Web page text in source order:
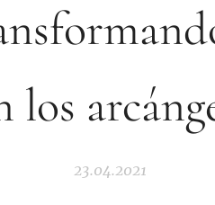
los
23.04.2021